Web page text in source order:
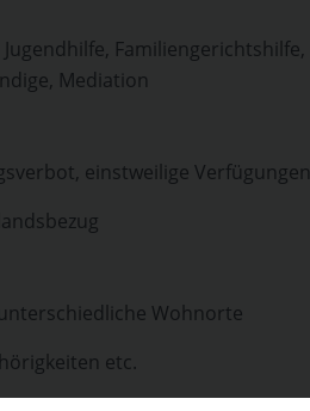
Familiengerichtshilfe,
Mediation
einstweilige Verfügungen
Wohnorte
etc.